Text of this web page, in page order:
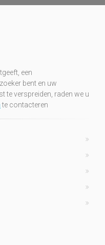
een
bent en uw
te verspreiden, raden we u
te contacteren